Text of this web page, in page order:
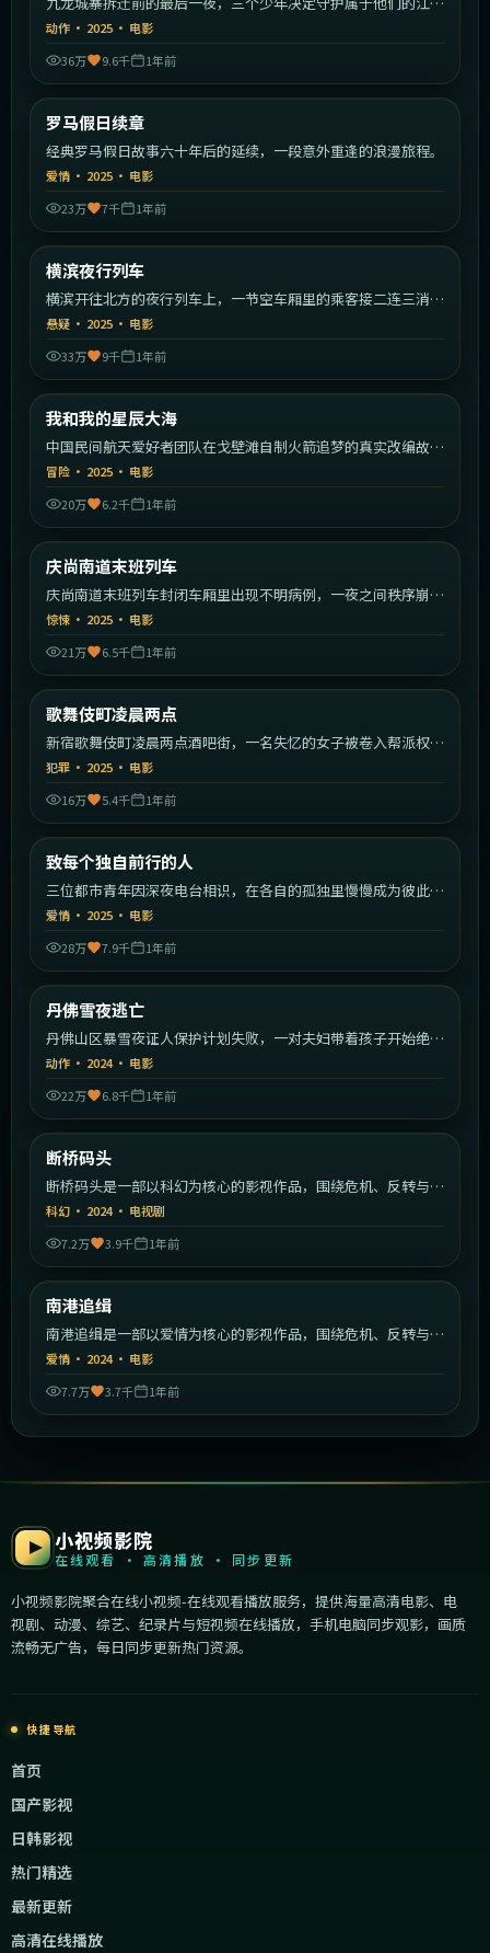
湖。
动作 · 2025 · 电影
36万
9.6千 1年前
最新
罗马假日续章
经典罗马假日故事六十年后的延续，一段意外重逢的浪漫旅程。
爱情 · 2025 · 电影
23万
7千 1年前
最新
横滨夜行列车
横滨开往北方的夜行列车上，一节空车厢里的乘客接二连三消
失。
悬疑 · 2025 · 电影
33万
9千 1年前
最新
我和我的星辰大海
中国民间航天爱好者团队在戈壁滩自制火箭追梦的真实改编故
事。
冒险 · 2025 · 电影
20万
6.2千 1年前
最新
庆尚南道末班列车
庆尚南道末班列车封闭车厢里出现不明病例，一夜之间秩序崩
塌。
惊悚 · 2025 · 电影
21万
6.5千 1年前
最新
歌舞伎町凌晨两点
新宿歌舞伎町凌晨两点酒吧街，一名失忆的女子被卷入帮派权力
斗争。
犯罪 · 2025 · 电影
16万
5.4千 1年前
最新
致每个独自前行的人
三位都市青年因深夜电台相识，在各自的孤独里慢慢成为彼此的
灯塔。
爱情 · 2025 · 电影
28万
7.9千 1年前
最新
丹佛雪夜逃亡
丹佛山区暴雪夜证人保护计划失败，一对夫妇带着孩子开始绝命
逃亡。
动作 · 2024· 电影
22万
6.8千 1年前
最新
断桥码头
断桥码头是一部以科幻为核心的影视作品，围绕危机、反转与人
物成长展开，整体节奏紧凑，值得推荐观看。
科幻 · 2024· 电视剧
7.2万
3.9千 1年前
最新
南港追缉
南港追缉是一部以爱情为核心的影视作品，围绕危机、反转与人
物成长展开，整体节奏紧凑，值得推荐观看。
爱情 · 2024· 电影
7.7万
3.7千 1年前
小视频影院
在线观看 · 高清播放 · 同步更新
小视频影院聚合在线小视频-在线观看播放服务，提供海量高清电影、电
视剧、动漫、综艺、纪录片与短视频在线播放，手机电脑同步观影，画质
流畅无广告，每日同步更新热门资源。
快捷导航
首页
国产影视
日韩影视
热门精选
最新更新
高清在线播放